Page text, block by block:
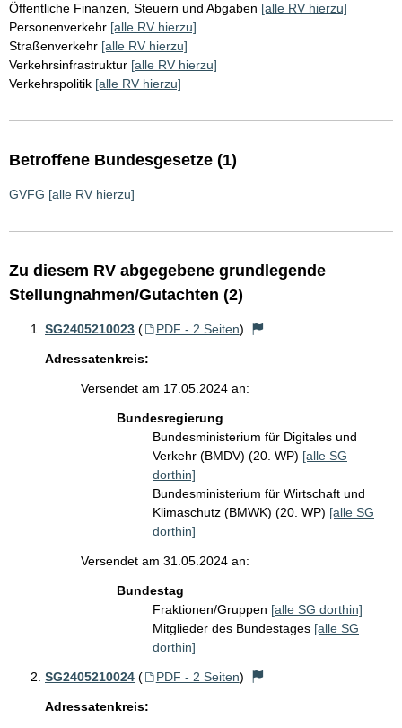
Öffentliche Finanzen, Steuern und Abgaben [alle RV hierzu]
Personenverkehr [alle RV hierzu]
Straßenverkehr [alle RV hierzu]
Verkehrsinfrastruktur [alle RV hierzu]
Verkehrspolitik [alle RV hierzu]
Betroffene Bundesgesetze (1)
GVFG [alle RV hierzu]
Zu diesem RV abgegebene grundlegende
Stellungnahmen/Gutachten (2)
SG2405210023 ( PDF - 2 Seiten)
Adressatenkreis:
Versendet am 17.05.2024 an:
Bundesregierung
Bundesministerium für Digitales und
Verkehr (BMDV) (20. WP) [alle SG
dorthin]
Bundesministerium für Wirtschaft und
Klimaschutz (BMWK) (20. WP) [alle SG
dorthin]
Versendet am 31.05.2024 an:
Bundestag
Fraktionen/Gruppen [alle SG dorthin]
Mitglieder des Bundestages [alle SG
dorthin]
SG2405210024 ( PDF - 2 Seiten)
Adressatenkreis: